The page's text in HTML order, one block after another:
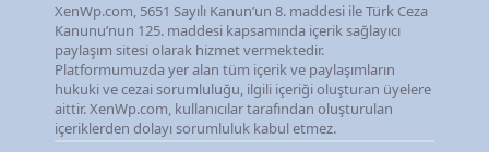
XenWp.com, 5651 Sayılı Kanun’un 8. maddesi ile Türk Ceza
Kanunu’nun 125. maddesi kapsamında içerik sağlayıcı
paylaşım sitesi olarak hizmet vermektedir.
Platformumuzda yer alan tüm içerik ve paylaşımların
hukuki ve cezai sorumluluğu, ilgili içeriği oluşturan üyelere
aittir. XenWp.com, kullanıcılar tarafından oluşturulan
içeriklerden dolayı sorumluluk kabul etmez.